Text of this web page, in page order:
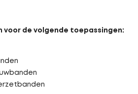
voor de volgende toepassingen: